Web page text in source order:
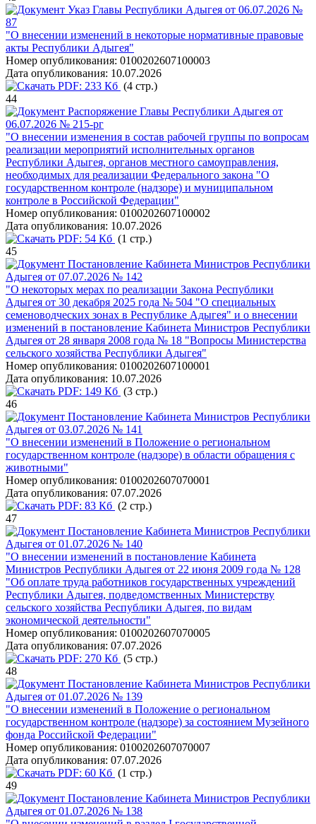
Указ Главы Республики Адыгея от 06.07.2026 №
87
"О внесении изменений в некоторые нормативные правовые
акты Республики Адыгея"
Номер опубликования: 0100202607100003
Дата опубликования: 10.07.2026
PDF: 233 Кб (4 стр.)
44
Распоряжение Главы Республики Адыгея от
06.07.2026 № 215-рг
"О внесении изменения в состав рабочей группы по вопросам
реализации мероприятий исполнительных органов
Республики Адыгея, органов местного самоуправления,
необходимых для реализации Федерального закона "О
государственном контроле (надзоре) и муниципальном
контроле в Российской Федерации"
Номер опубликования: 0100202607100002
Дата опубликования: 10.07.2026
PDF: 54 Кб (1 стр.)
45
Постановление Кабинета Министров Республики
Адыгея от 07.07.2026 № 142
"О некоторых мерах по реализации Закона Республики
Адыгея от 30 декабря 2025 года № 504 "О специальных
семеноводческих зонах в Республике Адыгея" и о внесении
изменений в постановление Кабинета Министров Республики
Адыгея от 28 января 2008 года № 18 "Вопросы Министерства
сельского хозяйства Республики Адыгея"
Номер опубликования: 0100202607100001
Дата опубликования: 10.07.2026
PDF: 149 Кб (3 стр.)
46
Постановление Кабинета Министров Республики
Адыгея от 03.07.2026 № 141
"О внесении изменений в Положение о региональном
государственном контроле (надзоре) в области обращения с
животными"
Номер опубликования: 0100202607070001
Дата опубликования: 07.07.2026
PDF: 83 Кб (2 стр.)
47
Постановление Кабинета Министров Республики
Адыгея от 01.07.2026 № 140
"О внесении изменений в постановление Кабинета
Министров Республики Адыгея от 22 июня 2009 года № 128
"Об оплате труда работников государственных учреждений
Республики Адыгея, подведомственных Министерству
сельского хозяйства Республики Адыгея, по видам
экономической деятельности"
Номер опубликования: 0100202607070005
Дата опубликования: 07.07.2026
PDF: 270 Кб (5 стр.)
48
Постановление Кабинета Министров Республики
Адыгея от 01.07.2026 № 139
"О внесении изменений в Положение о региональном
государственном контроле (надзоре) за состоянием Музейного
фонда Российской Федерации"
Номер опубликования: 0100202607070007
Дата опубликования: 07.07.2026
PDF: 60 Кб (1 стр.)
49
Постановление Кабинета Министров Республики
Адыгея от 01.07.2026 № 138